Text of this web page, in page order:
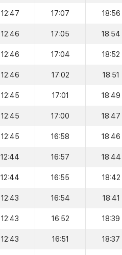
12:47 17:07 18:56
12:46 17:05 18:54
12:46 17:04 18:52
12:46 17:02 18:51
12:45 17:01 18:49
12:45 17:00 18:47
12:45 16:58 18:46
12:44 16:57 18:44
12:44 16:55 18:42
12:43 16:54 18:41
12:43 16:52 18:39
12:43 16:51 18:37